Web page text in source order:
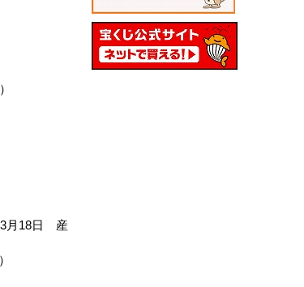
）
月18日
産
）